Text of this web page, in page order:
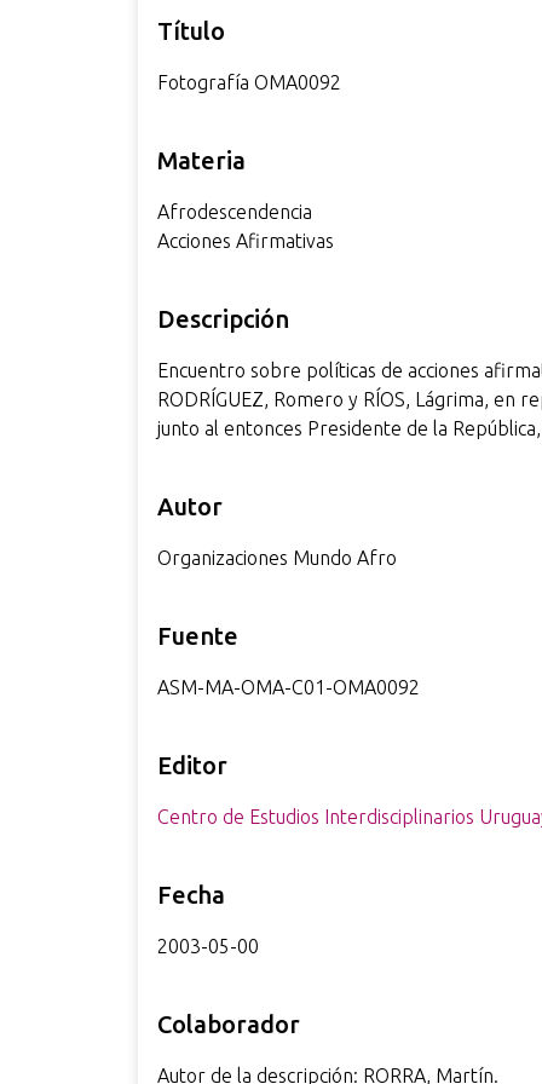
Título
Fotografía OMA0092
Materia
Afrodescendencia
Acciones Afirmativas
Descripción
Encuentro sobre políticas de acciones
RODRÍGUEZ, Romero y RÍOS, Lágrima, en
junto al entonces Presidente de la
Autor
Organizaciones Mundo Afro
Fuente
ASM-MA-OMA-C01-OMA0092
Editor
Centro de Estudios Interdisciplinarios
Fecha
2003-05-00
Colaborador
Autor de la descripción: RORRA, Martín.